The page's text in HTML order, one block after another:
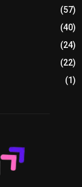
(57)
(40)
(24)
(22)
(1)